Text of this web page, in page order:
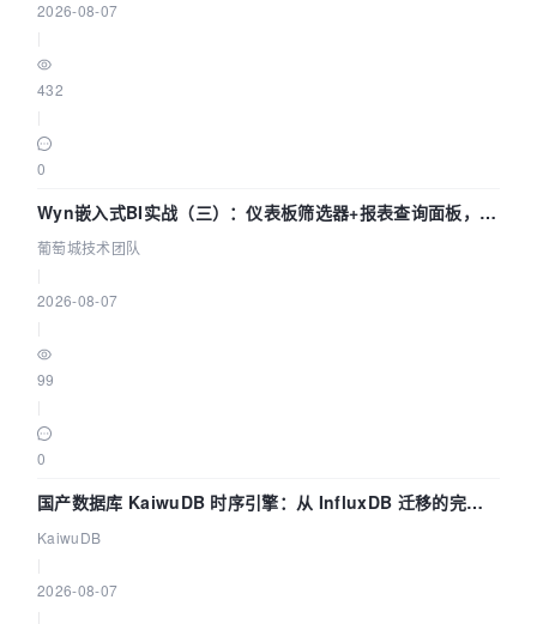
2026-08-07
432
0
Wyn嵌入式BI实战（三）：仪表板筛选器+报表查询面板，参
数联动全闭环
葡萄城技术团队
2026-08-07
99
0
国产数据库 KaiwuDB 时序引擎：从 InfluxDB 迁移的完整
技术路径
KaiwuDB
2026-08-07